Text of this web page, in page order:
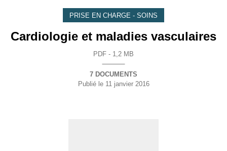
PRISE EN CHARGE - SOINS
Cardiologie et maladies vasculaires
PDF - 1,2 MB
7 DOCUMENTS
Publié le11 janvier 2016